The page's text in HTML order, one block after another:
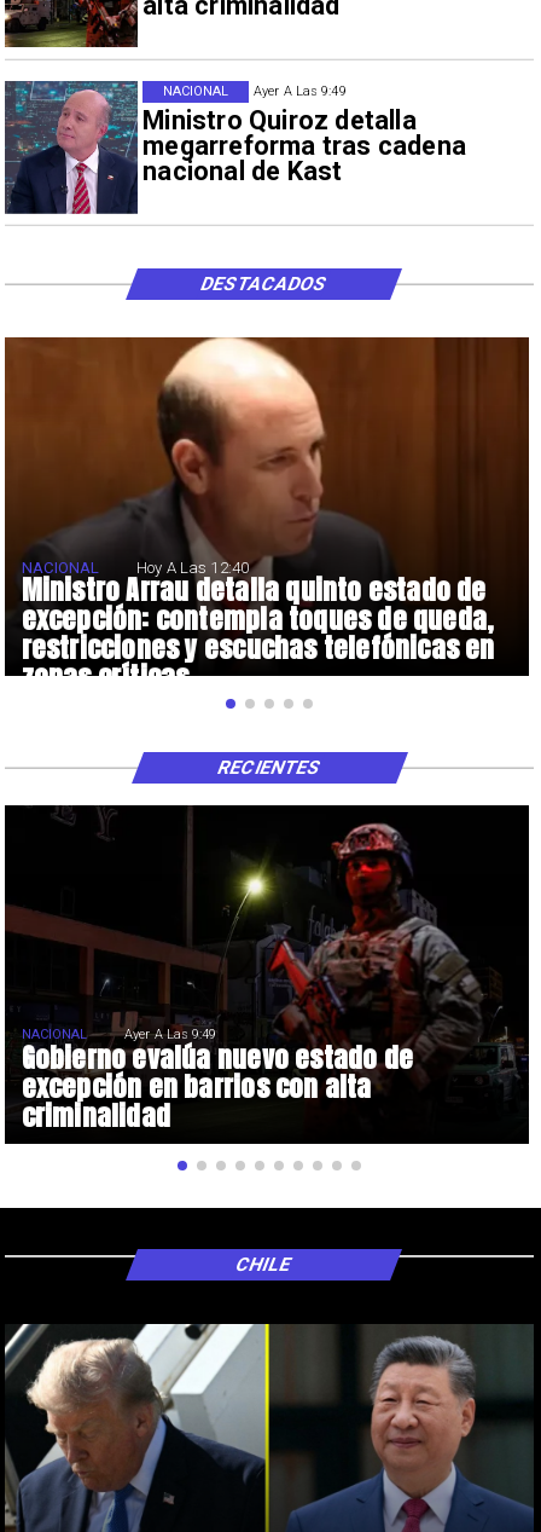
Ayer A Las 9:49
Ministro Quiroz detalla
megarreforma tras cadena
nacional de Kast
NACIONAL
Ministro Arrau detalla quinto estado de
excepción: contempla toques de queda,
restricciones y escuchas telefónicas en
zonas críticas
NACIONAL Hoy A Las 12:40
DESTACADOS
Gobierno evalúa nuevo estado de
excepción en barrios con alta
criminalidad
NACIONAL Ayer A Las 9:49
RECIENTES
CHILE